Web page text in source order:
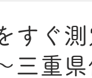
すぐ測
三重